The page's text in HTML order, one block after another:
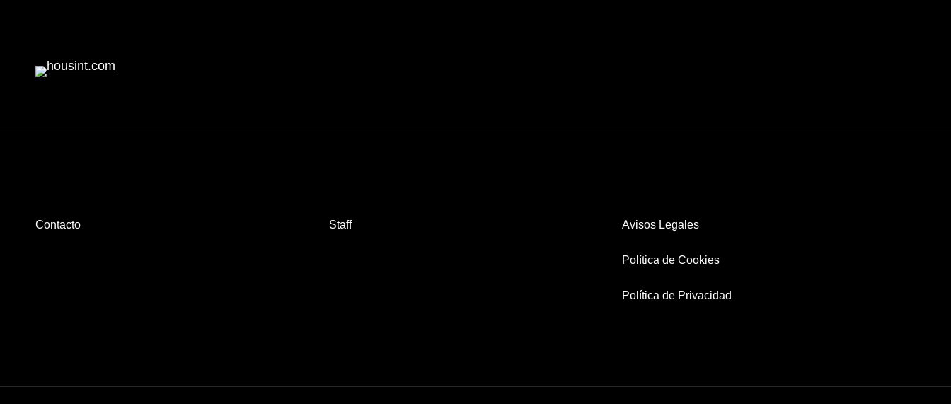
Contacto Staff Avisos Legales
Política de Cookies
Política de Privacidad